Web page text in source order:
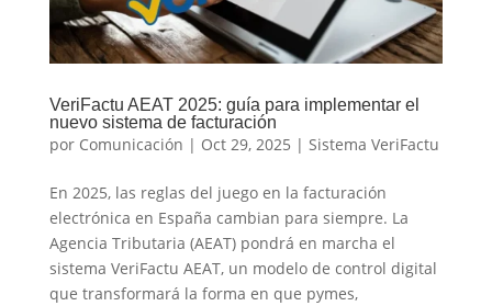
VeriFactu AEAT 2025: guía para implementar el
nuevo sistema de facturación
por Comunicación | Oct 29, 2025 | Sistema VeriFactu
En 2025, las reglas del juego en la facturación
electrónica en España cambian para siempre. La
Agencia Tributaria (AEAT) pondrá en marcha el
sistema VeriFactu AEAT, un modelo de control digital
que transformará la forma en que pymes,